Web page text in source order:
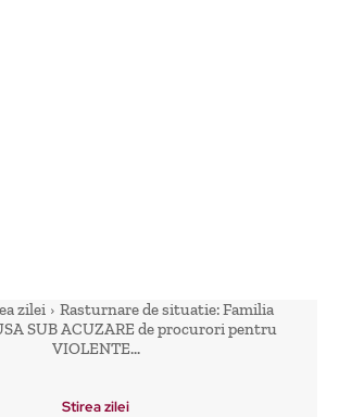
zilei
Rasturnare de situatie: Familia
SUB ACUZARE de procurori pentru
VIOLENTE...
Stirea zilei